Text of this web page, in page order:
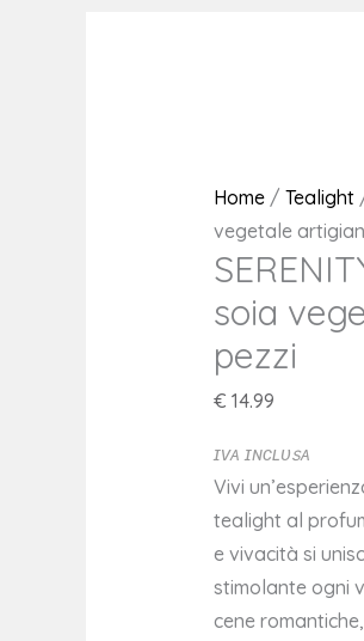
Home/ Tealight/
vegetale
soia
pezzi
€ 14.99
ɪᴠᴀ ɪɴᴄʟᴜsᴀ
Vivi
tealight al
e vivacità si
stimolante ogni
cene